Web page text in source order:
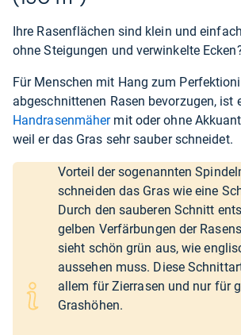
Ihre Rasenflächen sind klein und
ohne Steigungen und verwinkelte
Für Menschen mit Hang zum
abgeschnittenen Rasen bevorzugen, ist
Handrasenmähermit oder ohne
weil er das Gras sehr sauber schneidet.
Vorteil der sogenannten
schneiden das Gras wie eine
Durch den sauberen Schnitt
gelben Verfärbungen der
sieht schön grün aus, wie
aussehen muss. Diese
allem für Zierrasen und nur für
Grashöhen.